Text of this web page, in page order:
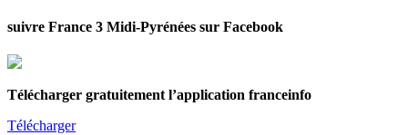
suivre France 3 Midi-Pyrénées sur Facebook
Télécharger gratuitement l’application franceinfo
Télécharger